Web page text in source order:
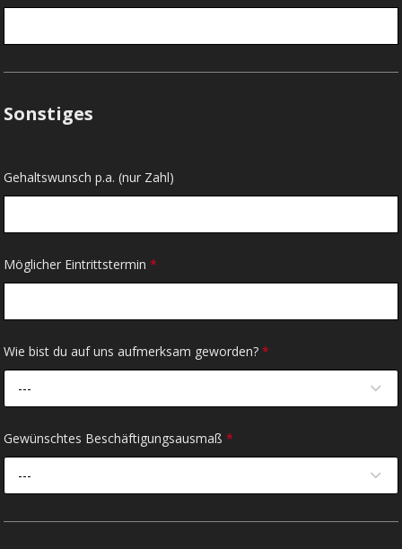
Sonstiges
Gehaltswunsch p.a. (nur Zahl)
Möglicher Eintrittstermin*
Wie bist du auf uns aufmerksam geworden?*
---
Gewünschtes Beschäftigungsausmaß*
---